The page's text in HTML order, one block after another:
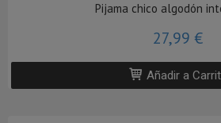
Pijama chico algodón
27,99 €
Añadir a